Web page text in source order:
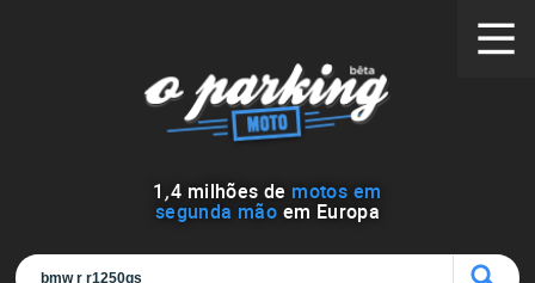
1 ,4 milhões de motos em
segunda mão em Europa